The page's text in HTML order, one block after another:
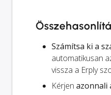
Számítsa ki a
automatikusan
vissza a Erply
Kérjen azonnali